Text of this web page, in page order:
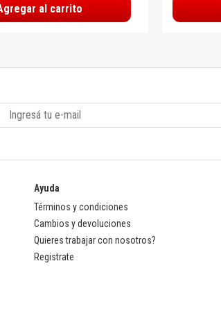
al carrito
Ayuda
Términos y condiciones
Cambios y devoluciones
Quieres trabajar con nosotros?
Registrate